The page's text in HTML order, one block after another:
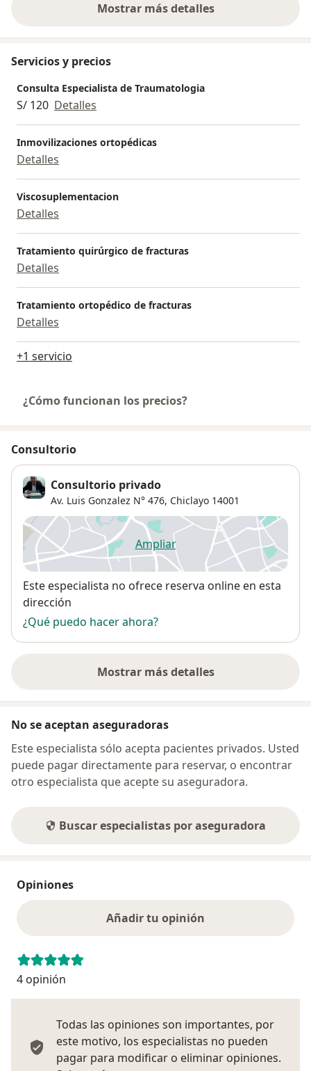
Mostrar más detalles
sobre la experiencia
Servicios y precios
Consulta Especialista de Traumatologia
S/ 120 Detalles
Inmovilizaciones ortopédicas
Detalles
Viscosuplementacion
Detalles
Tratamiento quirúrgico de fracturas
Detalles
Tratamiento ortopédico de fracturas
Detalles
+1 servicio
¿Cómo funcionan los precios?
Consultorio
Consultorio privado
Av. Luis Gonzalez N° 476, Chiclayo 14001
Ampliarse abre en una nueva
Disponibilidad
Este especialista no ofrece reserva online en esta
dirección
¿Qué puedo hacer ahora?
Mostrar más detalles
sobre la dirección
No se aceptan aseguradoras
Este especialista sólo acepta pacientes privados. Usted
puede pagar directamente para reservar, o encontrar
otro especialista que acepte su aseguradora.
Buscar especialistas por aseguradora
Opiniones
Añadir tu opinión
4 opinión
Todas las opiniones son importantes, por
este motivo, los especialistas no pueden
pagar para modificar o eliminar opiniones.